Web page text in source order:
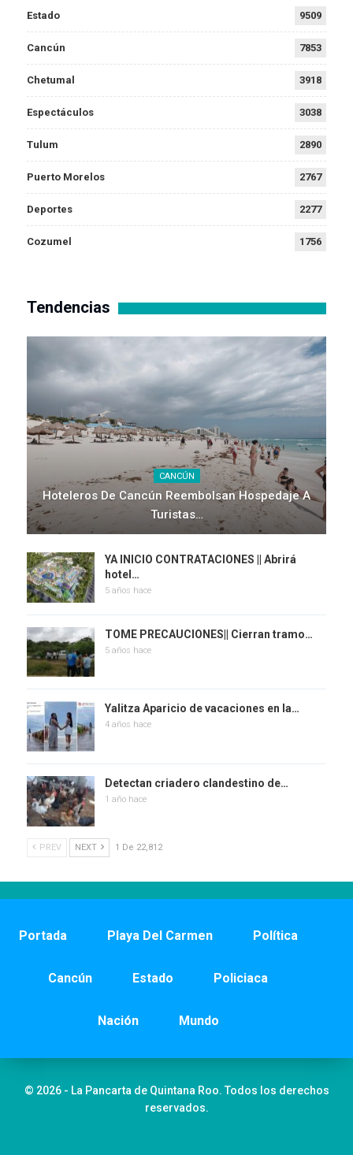
Estado 9509
Cancún 7853
Chetumal 3918
Espectáculos 3038
Tulum 2890
Puerto Morelos 2767
Deportes 2277
Cozumel 1756
Tendencias
CANCÚN
Hoteleros De Cancún Reembolsan Hospedaje A
Turistas…
YA INICIO CONTRATACIONES || Abrirá
hotel…
5 años hace
TOME PRECAUCIONES|| Cierran tramo…
5 años hace
Yalitza Aparicio de vacaciones en la…
4 años hace
Detectan criadero clandestino de…
1 año hace
PREV NEXT 1 De 22,812
Portada Playa Del Carmen Política
Cancún Estado Policiaca
Nación Mundo
© 2026 - La Pancarta de Quintana Roo. Todos los derechos
reservados.